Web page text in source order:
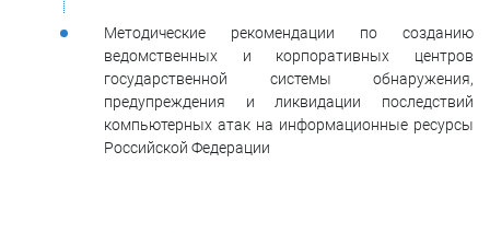
Методические рекомендации по созданию
ведомственных и корпоративных центров
государственной системы обнаружения,
предупреждения и ликвидации последствий
компьютерных атак на информационные ресурсы
Российской Федерации